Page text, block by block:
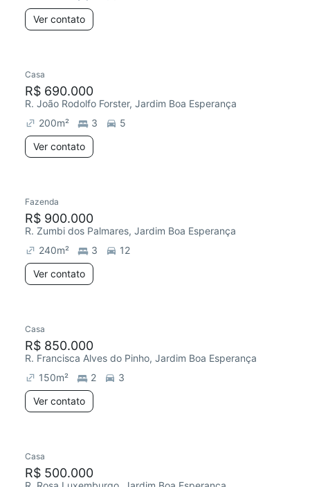
Ver contato
Casa
R$ 690.000
R. João Rodolfo Forster, Jardim Boa Esperança
200m² 3
5
Ver contato
Chegou este mês
Fazenda
R$ 900.000
R. Zumbi dos Palmares, Jardim Boa Esperança
240m² 3
12
Ver contato
Chegou este mês
Casa
R$ 850.000
R. Francisca Alves do Pinho, Jardim Boa Esperança
150m² 2
3
Ver contato
Casa
R$ 500.000